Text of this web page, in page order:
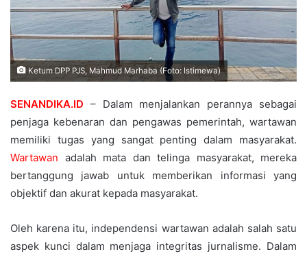
Ketum DPP PJS, Mahmud Marhaba (Foto: Istimewa)
SENANDIKA.ID – Dalam menjalankan perannya sebagai
penjaga kebenaran dan pengawas pemerintah, wartawan
memiliki tugas yang sangat penting dalam masyarakat.
Wartawan adalah mata dan telinga masyarakat, mereka
bertanggung jawab untuk memberikan informasi yang
objektif dan akurat kepada masyarakat.
Oleh karena itu, independensi wartawan adalah salah satu
aspek kunci dalam menjaga integritas jurnalisme. Dalam